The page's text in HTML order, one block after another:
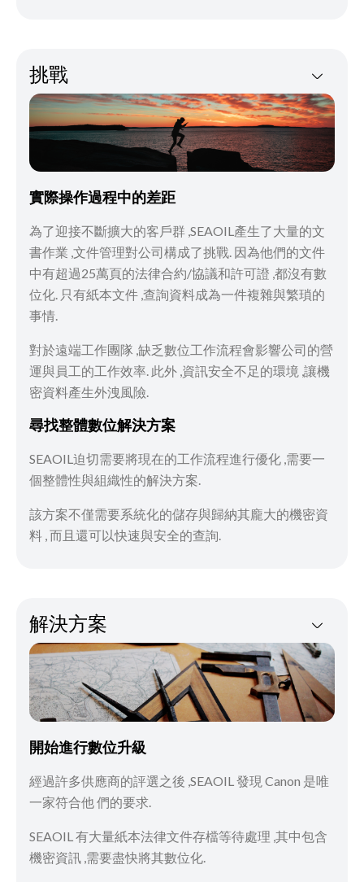
挑戰
實際操作過程中的差距
為了迎接不斷擴大的客戶群 ,SEAOIL產生了大量的文
書作業 ,文件管理對公司構成了挑戰. 因為他們的文件
中有超過25萬頁的法律合約/協議和許可證 ,都沒有數
位化. 只有紙本文件 ,查詢資料成為一件複雜與繁瑣的
事情.
對於遠端工作團隊 ,缺乏數位工作流程會影響公司的營
運與員工的工作效率. 此外 ,資訊安全不足的環境 ,讓機
密資料產生外洩風險.
尋找整體數位解決方案
SEAOIL迫切需要將現在的工作流程進行優化 ,需要一
個整體性與組織性的解決方案.
該方案不僅需要系統化的儲存與歸納其龐大的機密資
料 , 而且還可以快速與安全的查詢.
解決方案
開始進行數位升級
經過許多供應商的評選之後 ,SEAOIL 發現 Canon 是唯
一家符合他 們的要求.
SEAOIL 有大量紙本法律文件存檔等待處理 ,其中包含
機密資訊 ,需要盡快將其數位化.